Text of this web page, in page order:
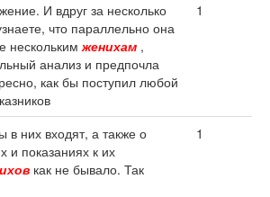
И вдруг за несколько
что параллельно она
несколькимженихам ,
анализ и предпочла
как бы поступил любой
1
в них входят, а также о
и показаниях к их
как не бывало. Так
1